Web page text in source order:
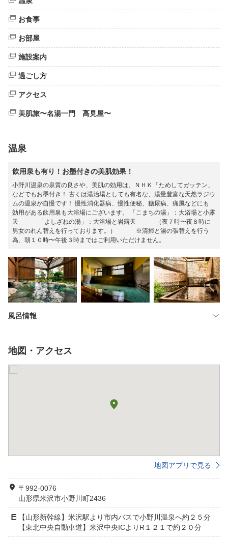
お食事
お部屋
施設案内
過ごし方
アクセス
美肌旅〜名湯一門 高見屋〜
温泉
飲用泉も有り！お墨付きの美肌効果！
小野川温泉の泉質の良さや、美肌の効用は、ＮＨＫ「ためしてガッテン」
などでもお墨付き！ 古くは湯治場としても有名な、湯量豊富な天然ラジウ
ムの温泉が自慢です！ 慢性消化器病、慢性便秘、糖尿病、痛風などにも
効用がある飲用泉も大浴場にございます。 「こまちの湯」：大浴場と小露
天 「よしざねの湯」：大浴場と岩露天 （夜７時〜夜８時に
男女のれん替えを行っております。） ※清掃と湯の張替えを行う
為、朝１０時〜午後３時まではご利用いただけません。
風呂情報
地図・アクセス
地図アプリで見る
〒992-0076
山形県米沢市小野川町2436
【山形新幹線】米沢駅より市内バスで小野川温泉へ約２５分
【東北中央自動車道】米沢中央ICよりR１２１で約２０分